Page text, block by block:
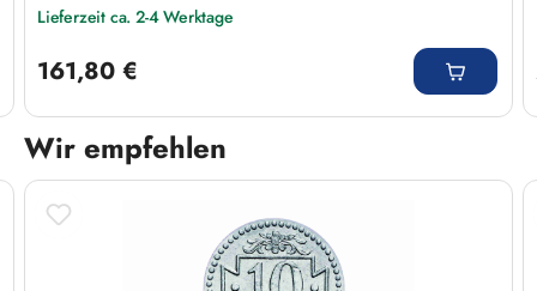
Lieferzeit ca. 2-4 Werktage
161,80 €
Wir empfehlen
Produktgalerie überspringen